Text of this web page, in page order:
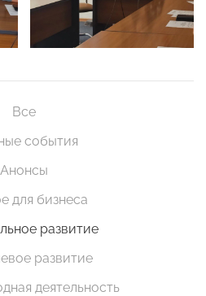
Все
события
Анонсы
для бизнеса
развитие
развитие
деятельность